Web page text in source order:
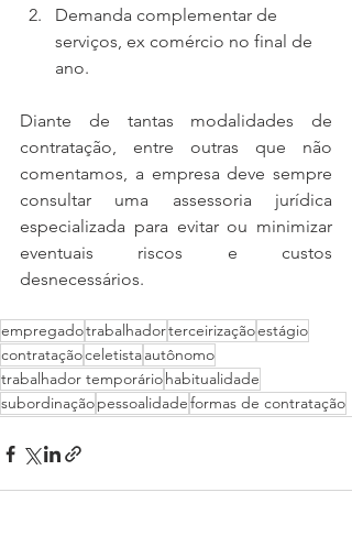
Demanda complementar de
serviços, ex comércio no final de
ano.
Diante de tantas modalidades de
contratação, entre outras que não
comentamos, a empresa deve sempre
consultar uma assessoria jurídica
especializada para evitar ou minimizar
eventuais riscos e custos
desnecessários.
empregadotrabalhadorterceirizaçãoestágio
contrataçãoceletistaautônomo
trabalhador temporáriohabitualidade
subordinaçãopessoalidadeformas de contratação